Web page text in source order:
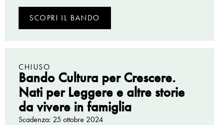
SCOPRI IL BANDO
CHIUSO
Bando Cultura per Crescere.
Nati per Leggere e altre storie
da vivere in famiglia
Scadenza: 25 ottobre 2024